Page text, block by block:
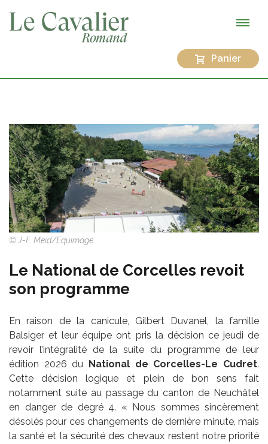
Panier
© J-F. Meid/Equimage
Le National de Corcelles revoit
son programme
En raison de la canicule, Gilbert Duvanel, la famille
Balsiger et leur équipe ont pris la décision ce jeudi de
revoir l’intégralité de la suite du programme de leur
édition 2026 du
National de Corcelles-Le Cudret.
Cette décision logique et plein de bon sens fait
notamment suite au passage du canton de Neuchâtel
en danger de degré 4. « Nous sommes sincèrement
désolés pour ces changements de dernière minute, mais
la santé et la sécurité des chevaux restent notre priorité